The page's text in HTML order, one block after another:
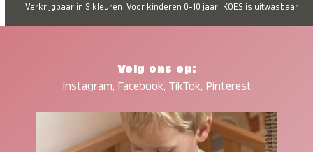
Verkrijgbaar in 3 kleuren Voor kinderen 0-10 jaar KOES is uitwasbaar
Volg ons op:
Instagram, Facebook, TikTok, Pinterest